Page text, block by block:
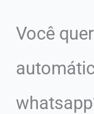
Você